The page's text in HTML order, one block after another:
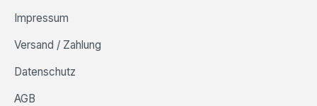
Impressum
Versand / Zahlung
Datenschutz
AGB